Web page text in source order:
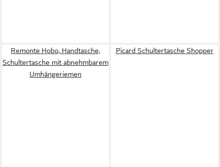
Remonte Hobo, Handtasche,
Schultertasche mit abnehmbarem
Umhängeriemen
Picard Schultertasche Shopper